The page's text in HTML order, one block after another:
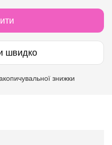
швидко
знижки